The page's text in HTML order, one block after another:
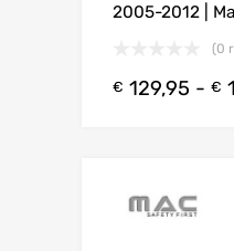
2005-2012 |
(0
€ 129,95 - €